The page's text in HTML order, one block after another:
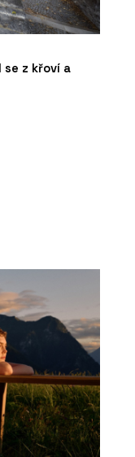
se z křoví a